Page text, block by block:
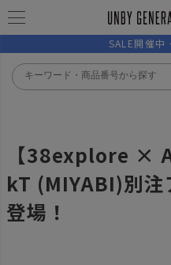
SALE開催
【38explore ×
kT (MIYABI)別注
登場！